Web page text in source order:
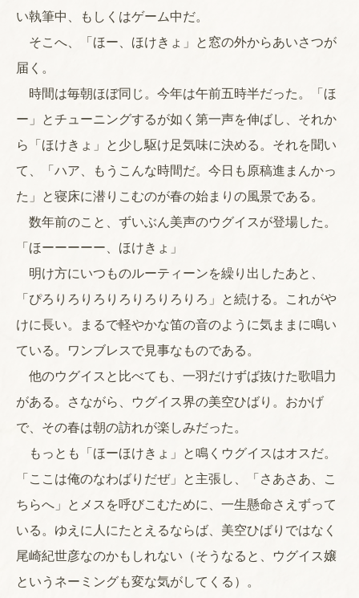
い執筆中、もしくはゲーム中だ。
そこへ、「ほー、ほけきょ」と窓の外からあいさつが
届く。
時間は毎朝ほぼ同じ。今年は午前五時半だった。「ほ
ー」とチューニングするが如く第一声を伸ばし、それか
ら「ほけきょ」と少し駆け足気味に決める。それを聞い
て、「ハア、もうこんな時間だ。今日も原稿進まんかっ
た」と寝床に潜りこむのが春の始まりの風景である。
数年前のこと、ずいぶん美声のウグイスが登場した。
「ほーーーーー、ほけきょ」
明け方にいつものルーティーンを繰り出したあと、
「ぴろりろりろりろりろりろりろ」と続ける。これがや
けに長い。まるで軽やかな笛の音のように気ままに鳴い
ている。ワンブレスで見事なものである。
他のウグイスと比べても、一羽だけずば抜けた歌唱力
がある。さながら、ウグイス界の美空ひばり。おかげ
で、その春は朝の訪れが楽しみだった。
もっとも「ほーほけきょ」と鳴くウグイスはオスだ。
「ここは俺のなわばりだぜ」と主張し、「さあさあ、こ
ちらへ」とメスを呼びこむために、一生懸命さえずって
いる。ゆえに人にたとえるならば、美空ひばりではなく
尾崎紀世彦なのかもしれない（そうなると、ウグイス嬢
というネーミングも変な気がしてくる）。